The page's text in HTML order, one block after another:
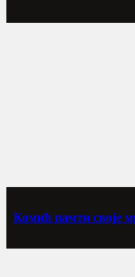
Комић памти своје